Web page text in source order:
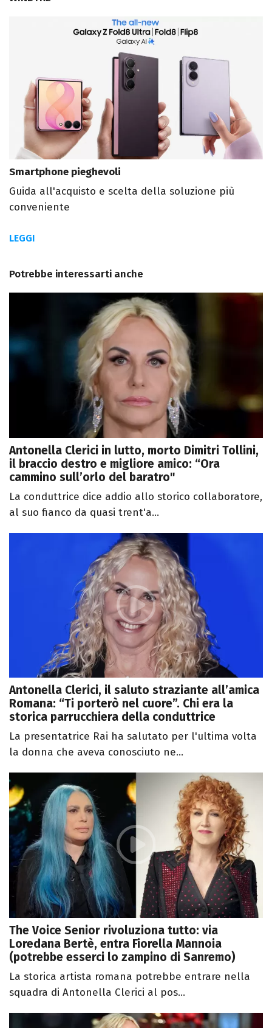
Smartphone pieghevoli
Guida all'acquisto e scelta della soluzione più
conveniente
LEGGI
Potrebbe interessarti anche
Antonella Clerici in lutto, morto Dimitri Tollini,
il braccio destro e migliore amico: “Ora
cammino sull’orlo del baratro"
La conduttrice dice addio allo storico collaboratore,
al suo fianco da quasi trent'a...
Antonella Clerici, il saluto straziante all’amica
Romana: “Ti porterò nel cuore”. Chi era la
storica parrucchiera della conduttrice
La presentatrice Rai ha salutato per l'ultima volta
la donna che aveva conosciuto ne...
The Voice Senior rivoluziona tutto: via
Loredana Bertè, entra Fiorella Mannoia
(potrebbe esserci lo zampino di Sanremo)
La storica artista romana potrebbe entrare nella
squadra di Antonella Clerici al pos...